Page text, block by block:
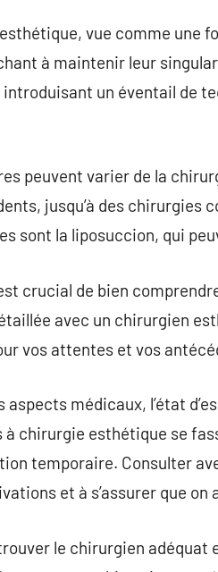
vue comme une
à maintenir leur
un éventail de
peuvent varier de la
jusqu’à des chirurgies
sont la liposuccion, qui
crucial de bien
avec un chirurgien
vos attentes et vos
aspects médicaux, l’état
chirurgie esthétique se
temporaire. Consulter
et à s’assurer que on
le chirurgien